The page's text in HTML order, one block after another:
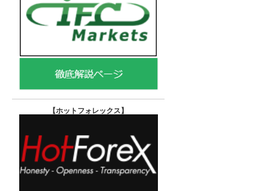
【ホットフォレックス 】